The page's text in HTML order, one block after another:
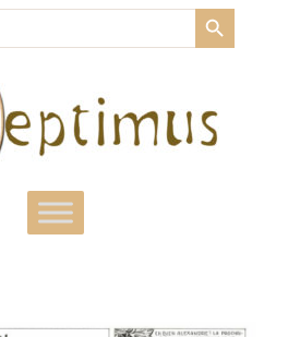
SEARCH BUTTON